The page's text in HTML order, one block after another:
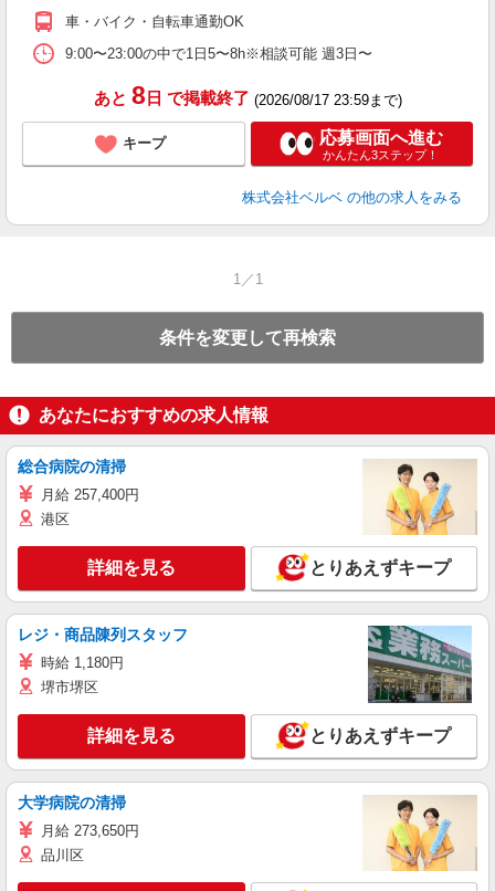
車・バイク・自転車通勤OK
9:00〜23:00の中で1日5〜8h※相談可能 週3日〜
あと 8 日 で掲載終了 (2026/08/17 23:59まで)
キープ 応募画面へ進む
かんたん3ステップ！
株式会社ベルベ の他の求人をみる
1／1
条件を変更して再検索
あなたにおすすめの求人情報
総合病院の清掃
月給 257,400円
港区
詳細を見る とりあえずキープ
レジ・商品陳列スタッフ
時給 1,180円
堺市堺区
詳細を見る とりあえずキープ
大学病院の清掃
月給 273,650円
品川区